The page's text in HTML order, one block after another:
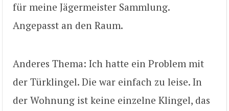
für meine Jägermeister Sammlung.
Angepasst an den Raum.
Anderes Thema: Ich hatte ein Problem mit
der Türklingel. Die war einfach zu leise. In
der Wohnung ist keine einzelne Klingel, das